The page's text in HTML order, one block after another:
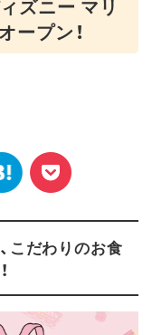
ズニー マリ
ープン！
こだわりのお食